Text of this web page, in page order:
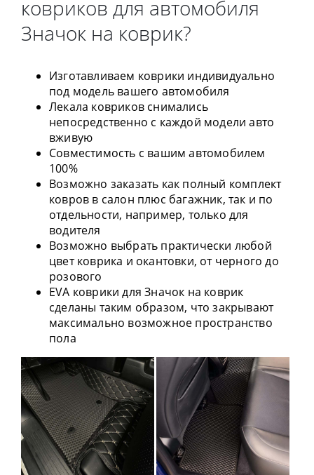
ковриков для автомобиля
Значок на коврик?
Изготавливаем коврики индивидуально
под модель вашего автомобиля
Лекала ковриков снимались
непосредственно с каждой модели авто
вживую
Совместимость с вашим автомобилем
100%
Возможно заказать как полный комплект
ковров в салон плюс багажник, так и по
отдельности, например, только для
водителя
Возможно выбрать практически любой
цвет коврика и окантовки, от черного до
розового
EVA коврики для Значок на коврик
сделаны таким образом, что закрывают
максимально возможное пространство
пола